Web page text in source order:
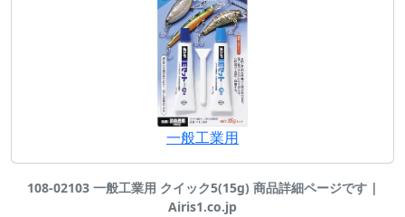
一般工業用
108-02103 一般工業用 クイック5(15g) 商品詳細ページです |
Airis1.co.jp